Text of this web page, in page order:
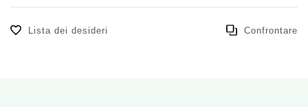
Lista dei desideri Confrontare